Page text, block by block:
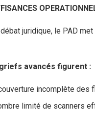
juridique, le PAD
avancés figurent :
incomplète des
limité de scanners